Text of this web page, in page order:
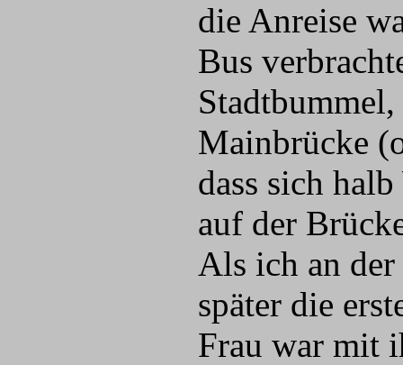
die Anreise
Bus
Mainbrücke
dass sich
auf der
Als ich an der
später die
Frau war mit